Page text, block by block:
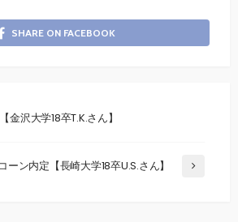
SHARE ON FACEBOOK
金沢大学18卒T.K.さん】
ーン内定【長崎大学18卒U.S.さん】